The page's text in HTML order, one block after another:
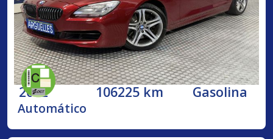
2012 106225 km Gasolina
Automático